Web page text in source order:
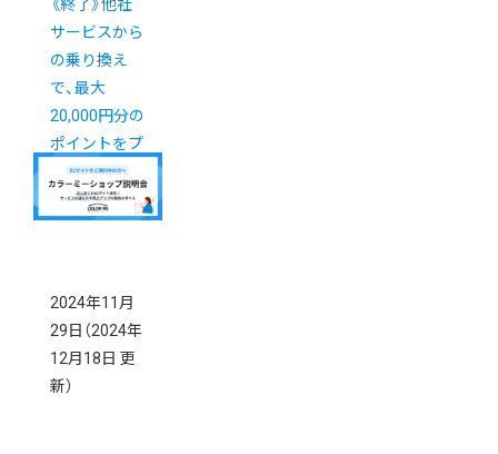
《終了》他社
サービスから
の乗り換え
で、最大
20,000円分の
ポイントをプ
レゼント！
2024年11月
29日 （2024年
12月18日 更
新）